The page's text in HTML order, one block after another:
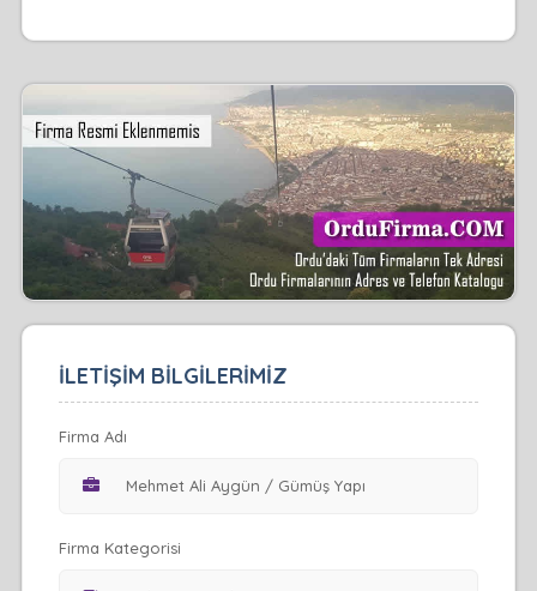
İLETİŞİM BİLGİLERİMİZ
Firma Adı
Firma Kategorisi